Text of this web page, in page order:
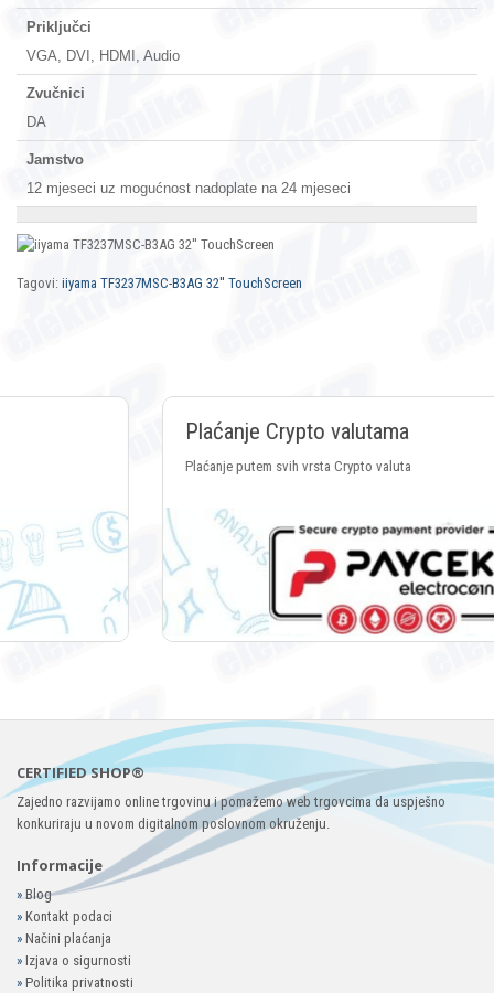
Priključci
VGA, DVI, HDMI, Audio
Zvučnici
DA
Jamstvo
12 mjeseci uz mogućnost nadoplate na 24 mjeseci
Tagovi: iiyama TF3237MSC-B3AG 32'' TouchScreen
Plaćanje Crypto valutama
Plaćanje putem svih vrsta Crypto valuta
CERTIFIED SHOP®
Zajedno razvijamo online trgovinu i pomažemo web trgovcima da uspješno
konkuriraju u novom digitalnom poslovnom okruženju.
Informacije
»Blog
» Kontakt podaci
» Načini plaćanja
» Izjava o sigurnosti
» Politika privatnosti